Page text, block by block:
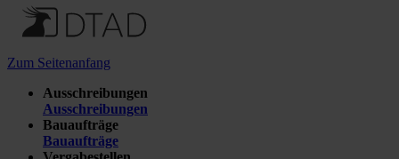
Zum Seitenanfang
Ausschreibungen
Ausschreibungen
Bauaufträge
Bauaufträge